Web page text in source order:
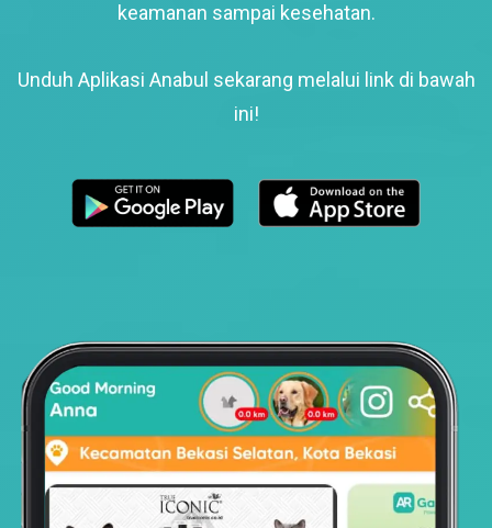
keamanan sampai kesehatan.
Unduh Aplikasi Anabul sekarang melalui link di bawah
ini!